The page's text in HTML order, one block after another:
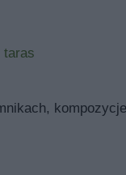
taras
kompozycje